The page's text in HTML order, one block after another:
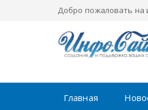
Добро пожаловать на
Главная